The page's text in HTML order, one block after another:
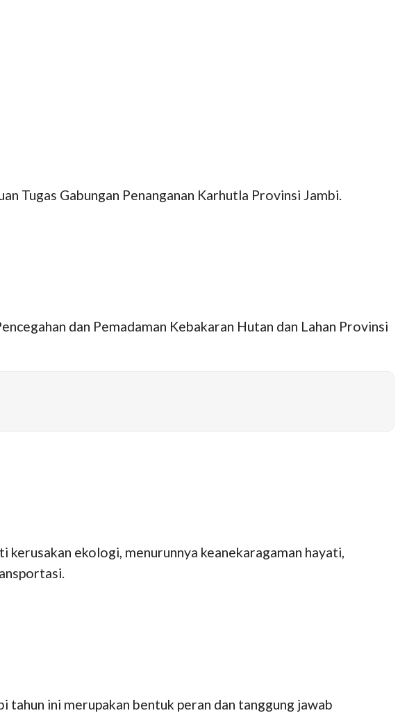
Tugas Gabungan Penanganan Karhutla Provinsi Jambi.
dan Pemadaman Kebakaran Hutan dan Lahan Provinsi
ekologi, menurunnya keanekaragaman hayati,
tahun ini merupakan bentuk peran dan tanggung jawab